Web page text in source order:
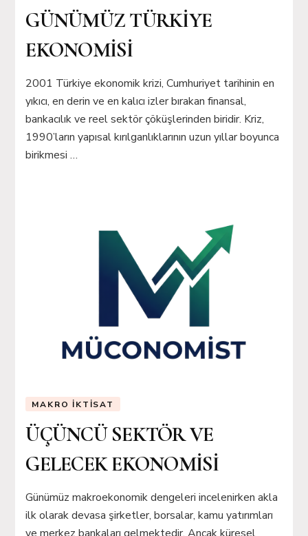
GÜNÜMÜZ TÜRKİYE
EKONOMİSİ
2001 Türkiye ekonomik krizi, Cumhuriyet tarihinin en
yıkıcı, en derin ve en kalıcı izler bırakan finansal,
bankacılık ve reel sektör çöküşlerinden biridir. Kriz,
1990’ların yapısal kırılganlıklarının uzun yıllar boyunca
birikmesi …
MAKRO İKTISAT
ÜÇÜNCÜ SEKTÖR VE
GELECEK EKONOMİSİ
Günümüz makroekonomik dengeleri incelenirken akla
ilk olarak devasa şirketler, borsalar, kamu yatırımları